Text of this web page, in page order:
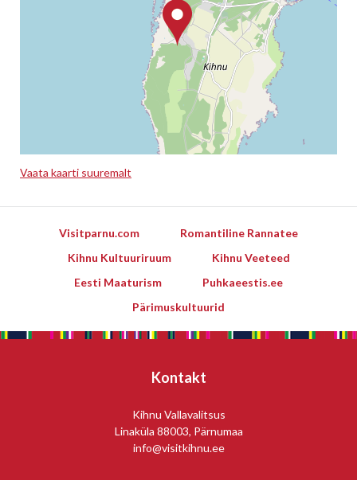
Vaata kaarti suuremalt
Visitparnu.com
Romantiline Rannatee
Kihnu Kultuuriruum
Kihnu Veeteed
Eesti Maaturism
Puhkaeestis.ee
Pärimuskultuurid
Kontakt
Kihnu Vallavalitsus
Linaküla 88003, Pärnumaa
info@visitkihnu.ee